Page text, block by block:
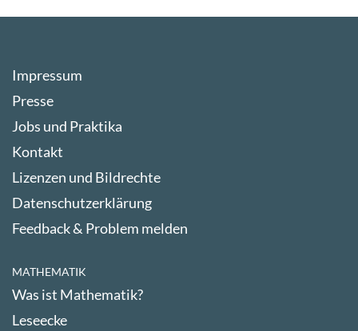
Impressum
Presse
Jobs und Praktika
Kontakt
Lizenzen und Bildrechte
Datenschutzerklärung
Feedback & Problem melden
MATHEMATIK
Was ist Mathematik?
Leseecke